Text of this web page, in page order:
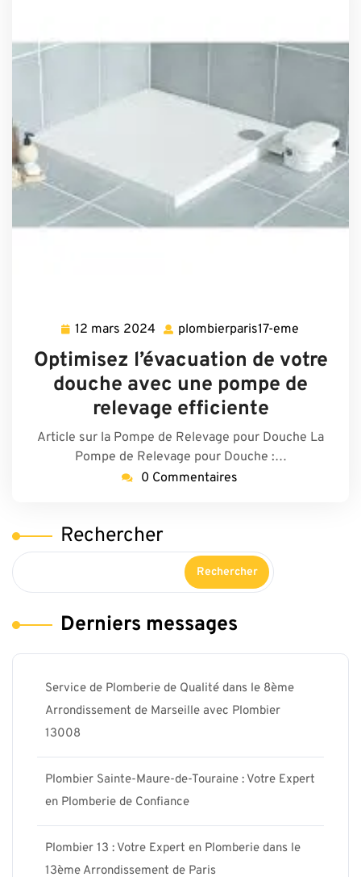
12 mars 2024 12
2024
plombierparis17-eme
eme
Optimisez l’évacuation de votre
douche avec une pompe de
relevage efficiente
Article sur la Pompe de Relevage pour Douche La
Pompe de Relevage pour Douche :…
0 Commentaires
Rechercher
Rechercher
Derniers messages
Service de Plomberie de Qualité dans le 8ème
Arrondissement de Marseille avec Plombier
13008
Plombier Sainte-Maure-de-Touraine : Votre Expert
en Plomberie de Confiance
Plombier 13 : Votre Expert en Plomberie dans le
13ème Arrondissement de Paris